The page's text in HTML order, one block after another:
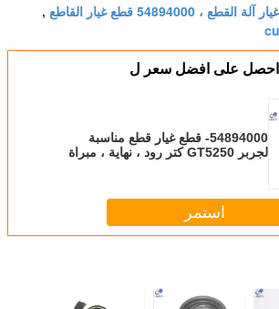
قطع غيار القاطع ,
احصل على افضل سعر ل
54894000- قطع غيار قطع مناسبة
لجربر GT5250 كتر رود ، نهاية ، مبراة
استمر